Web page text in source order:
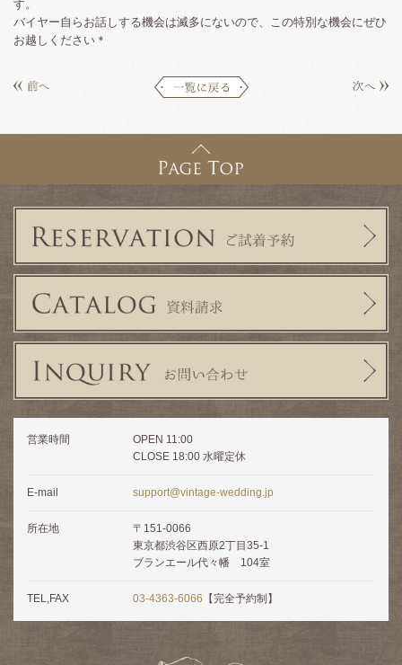
す。
バイヤー自らお話しする機会は滅多にないので、この特別な機会にぜひ
お越しください＊
営業時間
OPEN 11:00
CLOSE 18:00 水曜定休
E-mail support@vintage-wedding.jp
所在地
〒151-0066
東京都渋谷区西原2丁目35-1
ブランエール代々幡 104室
TEL,FAX 03-4363-6066 【完全予約制】